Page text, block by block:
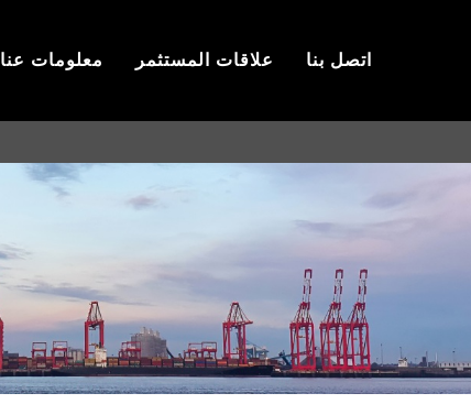
معلومات عنا علاقات المستثمر اتصل بنا